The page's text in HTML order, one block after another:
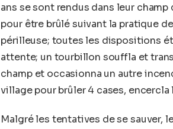
ans se sont rendus dans leur
pour être brûlé suivant la pratique
périlleuse; toutes les dispositions
attente; un tourbillon souffla et
champ et occasionna un autre
village pour brûler 4 cases,
Malgré les tentatives de se sauver,